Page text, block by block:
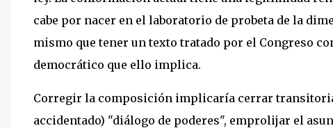
cabe por nacer en el laboratorio de probeta de la
mismo que tener un texto tratado por el Congreso
democrático que ello implica.
Corregir la composición implicaría cerrar
accidentado) "diálogo de poderes", emprolijar el